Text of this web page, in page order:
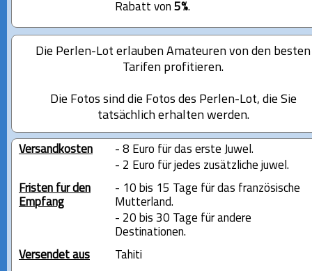
Rabatt von 5%.
Die Perlen-Lot erlauben Amateuren von den besten
Tarifen profitieren.
Die Fotos sind die Fotos des Perlen-Lot, die Sie
tatsächlich erhalten werden.
Versandkosten
- 8 Euro für das erste Juwel.
- 2 Euro für jedes zusätzliche juwel.
Fristen für den
Empfang
- 10 bis 15 Tage für das französische
Mutterland.
- 20 bis 30 Tage für andere
Destinationen.
Versendet aus
Tahiti